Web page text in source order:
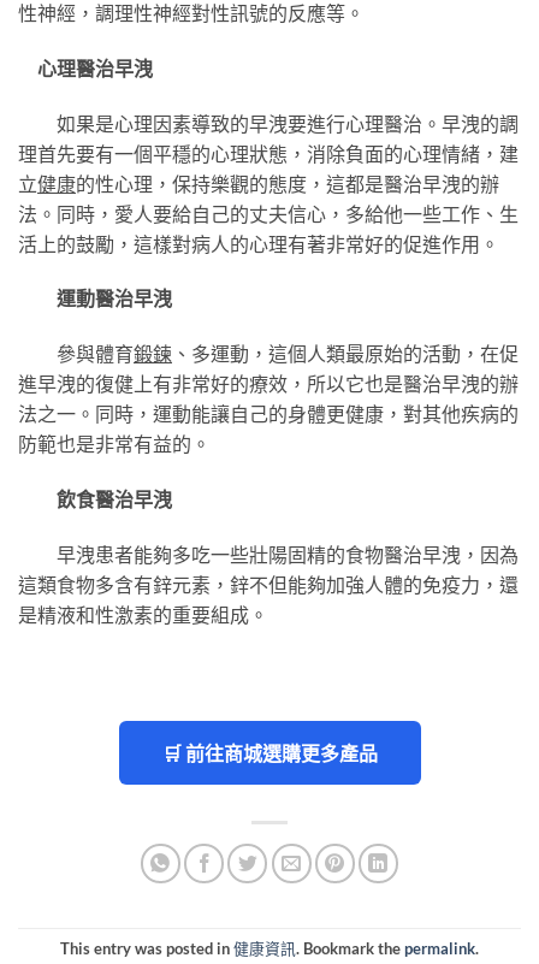
性神經，調理性神經對性訊號的反應等。
心理醫治早洩
如果是心理因素導致的早洩要進行心理醫治。早洩的調
理首先要有一個平穩的心理狀態，消除負面的心理情緒，建
立健康的性心理，保持樂觀的態度，這都是醫治早洩的辦
法。同時，愛人要給自己的丈夫信心，多給他一些工作、生
活上的鼓勵，這樣對病人的心理有著非常好的促進作用。
運動醫治早洩
參與體育鍛鍊 、多運動，這個人類最原始的活動，在促
進早洩的復健上有非常好的療效，所以它也是醫治早洩的辦
法之一。同時，運動能讓自己的身體更健康，對其他疾病的
防範也是非常有益的。
飲食醫治早洩
早洩患者能夠多吃一些壯陽固精的食物醫治早洩，因為
這類食物多含有鋅元素，鋅不但能夠加強人體的免疫力，還
是精液和性激素的重要組成。
🛒 前往商城選購更多產品
This entry was posted in健康資訊. Bookmark thepermalink.